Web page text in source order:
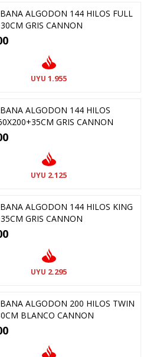
ALGODON 144 HILOS FULL
GRIS CANNON
UYU 1.955
ALGODON 144 HILOS
GRIS CANNON
UYU 2.125
ALGODON 144 HILOS KING
GRIS CANNON
UYU 2.295
ALGODON 200 HILOS TWIN
BLANCO CANNON